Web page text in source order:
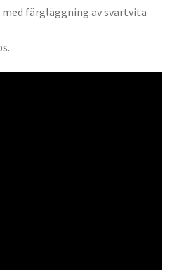
med färgläggning av svartvita